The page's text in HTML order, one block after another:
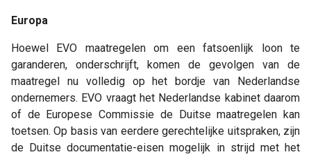
Europa
Hoewel EVO maatregelen om een fatsoenlijk loon te
garanderen, onderschrijft, komen de gevolgen van de
maatregel nu volledig op het bordje van Nederlandse
ondernemers. EVO vraagt het Nederlandse kabinet daarom
of de Europese Commissie de Duitse maatregelen kan
toetsen. Op basis van eerdere gerechtelijke uitspraken, zijn
de Duitse documentatie-eisen mogelijk in strijd met het